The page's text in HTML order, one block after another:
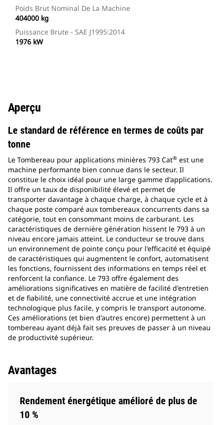
Poids Brut Nominal De La Machine
404000 kg
Puissance Brute - SAE J1995:2014
1976 kW
Aperçu
Le standard de référence en termes de coûts par
tonne
Le Tombereau pour applications minières 793 Cat® est une
machine performante bien connue dans le secteur. Il
constitue le choix idéal pour une large gamme d'applications.
Il offre un taux de disponibilité élevé et permet de
transporter davantage à chaque charge, à chaque cycle et à
chaque poste comparé aux tombereaux concurrents dans sa
catégorie, tout en consommant moins de carburant. Les
caractéristiques de dernière génération hissent le 793 à un
niveau encore jamais atteint. Le conducteur se trouve dans
un environnement de pointe conçu pour l'efficacité et équipé
de caractéristiques qui augmentent le confort, automatisent
les fonctions, fournissent des informations en temps réel et
renforcent la confiance. Le 793 offre également des
améliorations significatives en matière de facilité d'entretien
et de fiabilité, une connectivité accrue et une intégration
technologique plus facile, y compris le transport autonome.
Ces améliorations (et bien d'autres encore) permettent à un
tombereau ayant déjà fait ses preuves de passer à un niveau
de productivité supérieur.
Avantages
Rendement énergétique amélioré de plus de
10 %